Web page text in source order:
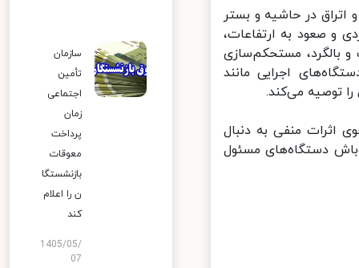
در حاشیه و بستر
و صعود به ارتفاعات،
بالگرد، مستحکم‌سازی
اجرایی مانند
توصیه می‌کند.
منفی به دنبال
دستگاه‌های مسئول
سازمان
تأمین
اجتماعی
زمان
پرداخت
معوقات
بازنشستگا
ن را اعلام
کند
1405/05/
07